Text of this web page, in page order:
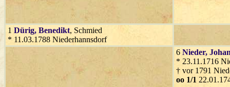
1 Dürig, Benedikt, Schmied
* 11.03.1788 Niederhannsdorf
6 Nieder,
* 23.11.1716
† vor 1791
oo 1/1